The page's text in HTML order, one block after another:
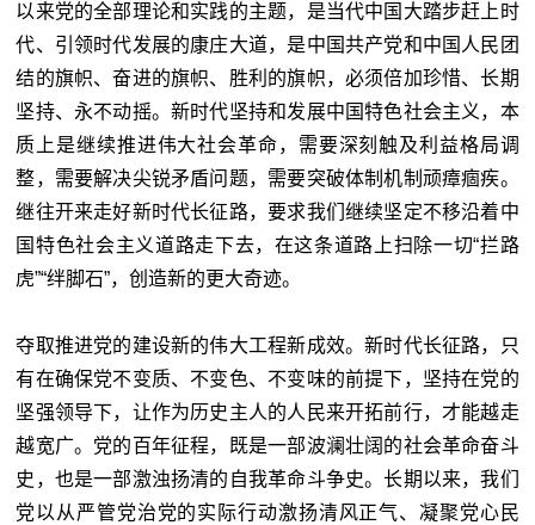
以来党的全部理论和实践的主题，是当代中国大踏步赶上时
代、引领时代发展的康庄大道，是中国共产党和中国人民团
结的旗帜、奋进的旗帜、胜利的旗帜，必须倍加珍惜、长期
坚持、永不动摇。新时代坚持和发展中国特色社会主义，本
质上是继续推进伟大社会革命，需要深刻触及利益格局调
整，需要解决尖锐矛盾问题，需要突破体制机制顽瘴痼疾。
继往开来走好新时代长征路，要求我们继续坚定不移沿着中
国特色社会主义道路走下去，在这条道路上扫除一切“拦路
虎”“绊脚石”，创造新的更大奇迹。
夺取推进党的建设新的伟大工程新成效。新时代长征路，只
有在确保党不变质、不变色、不变味的前提下，坚持在党的
坚强领导下，让作为历史主人的人民来开拓前行，才能越走
越宽广。党的百年征程，既是一部波澜壮阔的社会革命奋斗
史，也是一部激浊扬清的自我革命斗争史。长期以来，我们
党以从严管党治党的实际行动激扬清风正气、凝聚党心民